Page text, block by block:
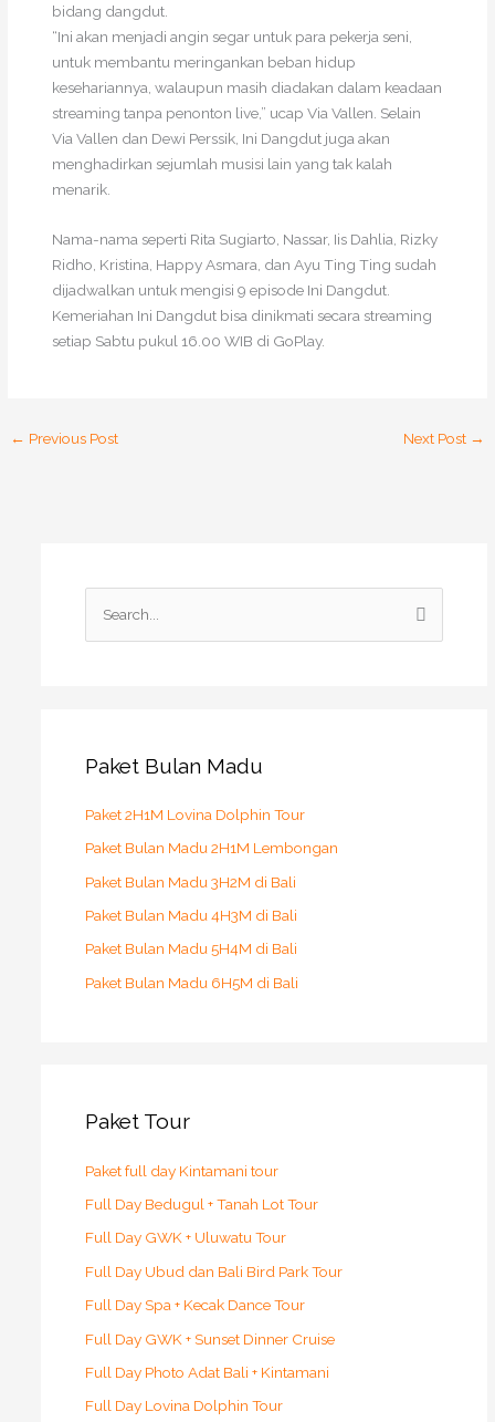
o
r
Paket Bulan Madu
Paket 2H1M Lovina Dolphin Tour
Paket Bulan Madu 2H1M Lembongan
Paket Bulan Madu 3H2M di Bali
Paket Bulan Madu 4H3M di Bali
Paket Bulan Madu 5H4M di Bali
Paket Bulan Madu 6H5M di Bali
Paket Tour
Paket full day Kintamani tour
Full Day Bedugul + Tanah Lot Tour
Full Day GWK + Uluwatu Tour
Full Day Ubud dan Bali Bird Park Tour
Full Day Spa + Kecak Dance Tour
Full Day GWK + Sunset Dinner Cruise
Full Day Photo Adat Bali + Kintamani
Full Day Lovina Dolphin Tour
bidang dangdut.
“Ini akan menjadi angin segar untuk para pekerja seni,
untuk membantu meringankan beban hidup
kesehariannya, walaupun masih diadakan dalam keadaan
streaming tanpa penonton live,” ucap Via Vallen. Selain
Via Vallen dan Dewi Perssik, Ini Dangdut juga akan
menghadirkan sejumlah musisi lain yang tak kalah
menarik.
Nama-nama seperti Rita Sugiarto, Nassar, Iis Dahlia, Rizky
Ridho, Kristina, Happy Asmara, dan Ayu Ting Ting sudah
dijadwalkan untuk mengisi 9 episode Ini Dangdut.
Kemeriahan Ini Dangdut bisa dinikmati secara streaming
setiap Sabtu pukul 16.00 WIB di GoPlay.
← Previous Post Next Post →